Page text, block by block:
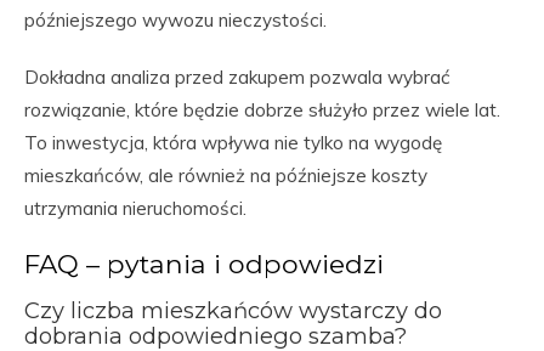
późniejszego wywozu nieczystości.
Dokładna analiza przed zakupem pozwala wybrać
rozwiązanie, które będzie dobrze służyło przez wiele lat.
To inwestycja, która wpływa nie tylko na wygodę
mieszkańców, ale również na późniejsze koszty
utrzymania nieruchomości.
FAQ – pytania i odpowiedzi
Czy liczba mieszkańców wystarczy do
dobrania odpowiedniego szamba?